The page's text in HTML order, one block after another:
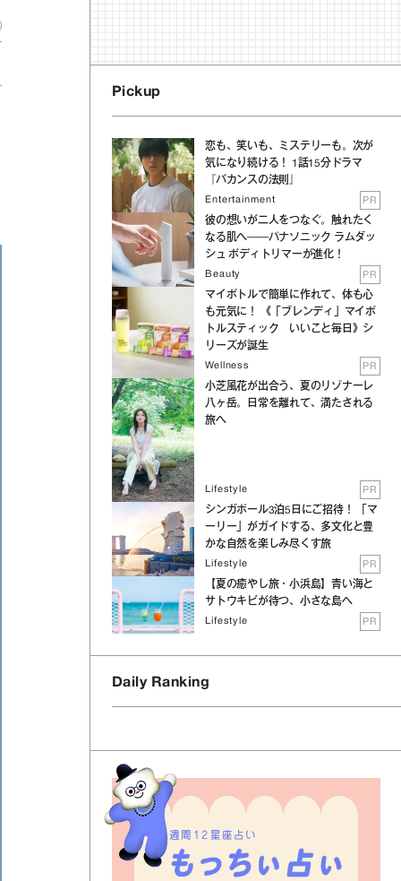
Pickup
恋も、笑いも、ミステリーも。次が
気になり続ける！ 1話15分ドラマ
『バカンスの法則』
Entertainment PR
彼の想いが二人をつなぐ。触れたく
なる肌へ──パナソニック ラムダッ
シュ ボディトリマーが進化！
Beauty PR
マイボトルで簡単に作れて、体も心
も元気に！ 《「ブレンディ」マイボ
トルスティック いいこと毎日》シ
リーズが誕生
Wellness PR
小芝風花が出合う、夏のリゾナーレ
八ヶ岳。日常を離れて、満たされる
旅へ
Lifestyle PR
シンガポール3泊5日にご招待！ 「マ
ーリー」がガイドする、多文化と豊
かな自然を楽しみ尽くす旅
Lifestyle PR
【夏の癒やし旅・小浜島】青い海と
サトウキビが待つ、小さな島へ
Lifestyle PR
Daily Ranking
週間12星座占い